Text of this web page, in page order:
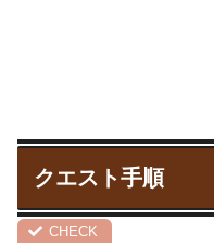
クエスト手順